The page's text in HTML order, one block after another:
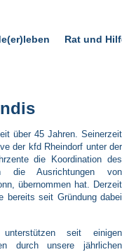
Rat und
über 45 Jahren. Seinerzeit
der kfd Rheindorf unter der
die Koordination des
die Ausrichtungen von
übernommen hat. Derzeit
bereits seit Gründung dabei
seit einigen
durch unsere jährlichen